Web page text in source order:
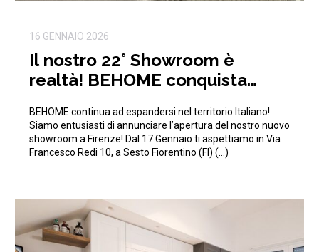
16 GENNAIO 2026
Il nostro 22° Showroom è
realtà! BEHOME conquista
BEHOME continua ad espandersi nel territorio Italiano!
Siamo entusiasti di annunciare l’apertura del nostro nuovo
showroom a Firenze! Dal 17 Gennaio ti aspettiamo in Via
Francesco Redi 10, a Sesto Fiorentino (FI) (…)